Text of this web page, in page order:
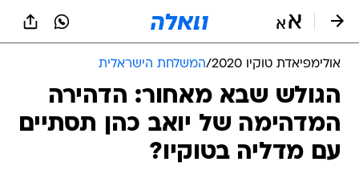
אולימפיאדת טוקיו 2020 /המשלחת הישראלית
הגולש שבא מאחור: הדהירה
המדהימה של יואב כהן תסתיים
עם מדליה בטוקיו?